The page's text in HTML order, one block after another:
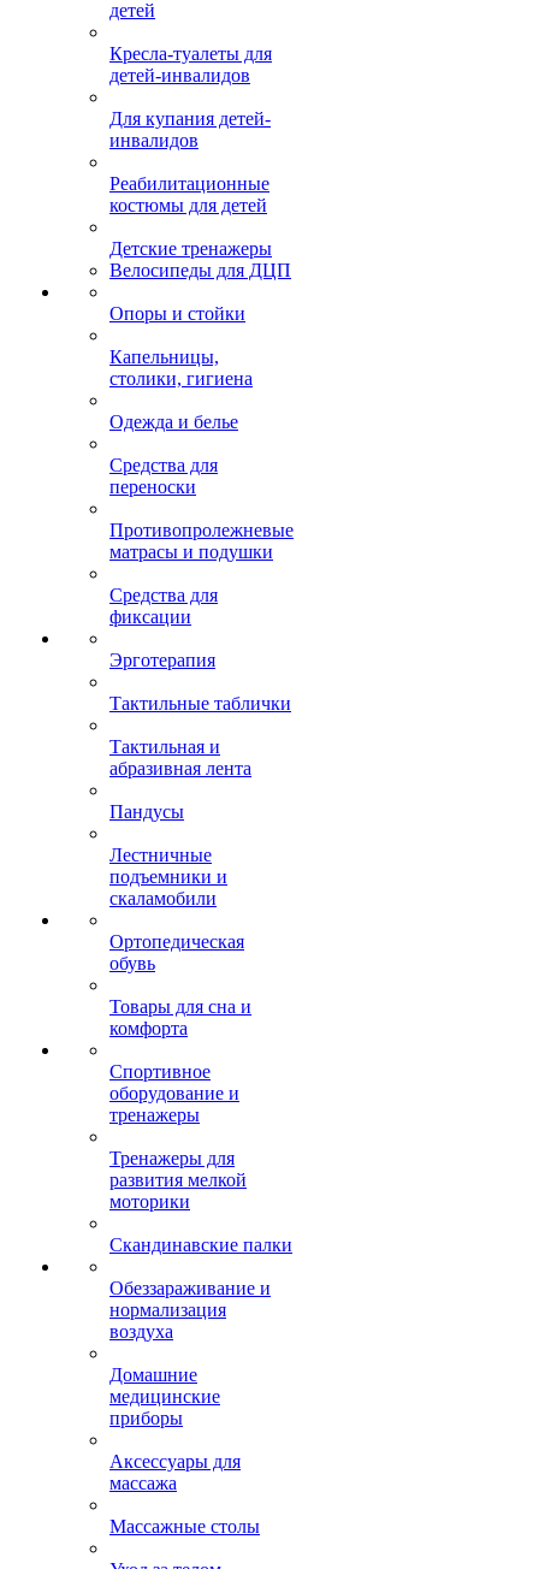
детей
Кресла-туалеты для
детей-инвалидов
Для купания детей-
инвалидов
Реабилитационные
костюмы для детей
Детские тренажеры
Велосипеды для ДЦП
Опоры и стойки
Капельницы,
столики, гигиена
Одежда и белье
Средства для
переноски
Противопролежневые
матрасы и подушки
Средства для
фиксации
Эрготерапия
Тактильные таблички
Тактильная и
абразивная лента
Пандусы
Лестничные
подъемники и
скаламобили
Ортопедическая
обувь
Товары для сна и
комфорта
Спортивное
оборудование и
тренажеры
Тренажеры для
развития мелкой
моторики
Скандинавские палки
Обеззараживание и
нормализация
воздуха
Домашние
медицинские
приборы
Аксессуары для
массажа
Массажные столы